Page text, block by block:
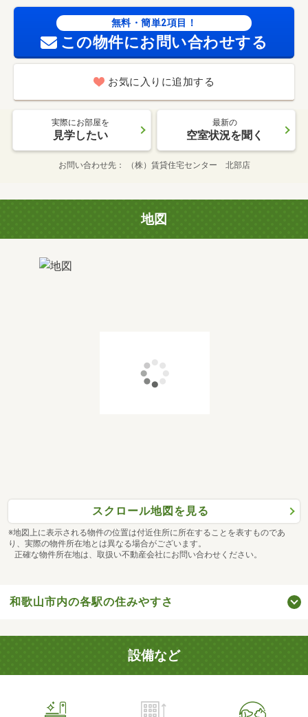
無料・簡単2項目！
この物件にお問い合わせする
お気に入りに追加する
実際にお部屋を
見学したい
最新の
空室状況を聞く
お問い合わせ先 （株）賃貸住宅センター 北部店
地図
スクロール地図を見る
※地図上に表示される物件の位置は付近住所に所在することを表すものであ
り、実際の物件所在地とは異なる場合がございます。
正確な物件所在地は、取扱い不動産会社にお問い合わせください。
和歌山市内の各駅の住みやすさ
設備など